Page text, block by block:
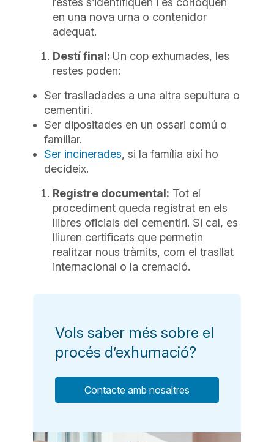
en una nova urna o contenidor
adequat.
Destí final: Un cop exhumades, les
restes poden:
Ser traslladades a una altra sepultura o
cementiri.
Ser dipositades en un ossari comú o
familiar.
Ser incinerades, si la família així ho
decideix.
Registre documental: Tot el
procediment queda registrat en els
llibres oficials del cementiri. Si cal, es
lliuren certificats que permetin
realitzar nous tràmits, com el trasllat
internacional o la cremació.
Vols saber més sobre el
procés d’exhumació?
Contacte amb nosaltres